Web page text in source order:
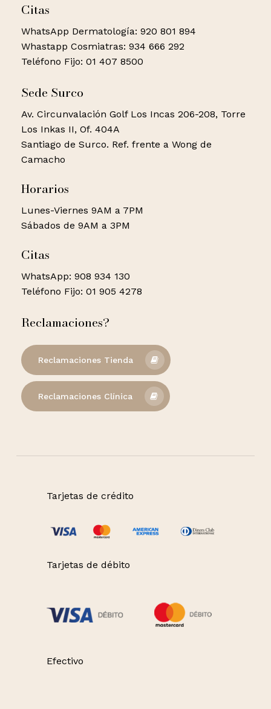
Citas
WhatsApp Dermatología: 920 801 894
Whastapp Cosmiatras: 934 666 292
Teléfono Fijo: 01 407 8500
Sede Surco
Av. Circunvalación Golf Los Incas 206-208, Torre
Los Inkas II, Of. 404A
Santiago de Surco. Ref. frente a Wong de
Camacho
Horarios
Lunes-Viernes 9AM a 7PM
Sábados de 9AM a 3PM
Citas
WhatsApp: 908 934 130
Teléfono Fijo: 01 905 4278
Reclamaciones?
Reclamaciones Tienda
Reclamaciones Clínica
Tarjetas de crédito
Tarjetas de débito
Efectivo